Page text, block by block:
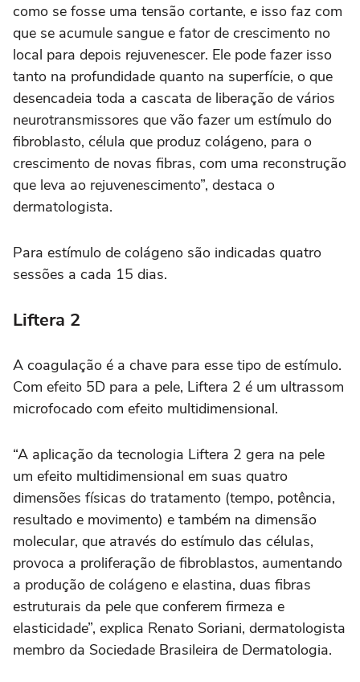
como se fosse uma tensão cortante, e isso faz com
que se acumule sangue e fator de crescimento no
local para depois rejuvenescer. Ele pode fazer isso
tanto na profundidade quanto na superfície, o que
desencadeia toda a cascata de liberação de vários
neurotransmissores que vão fazer um estímulo do
fibroblasto, célula que produz colágeno, para o
crescimento de novas fibras, com uma reconstrução
que leva ao rejuvenescimento”, destaca o
dermatologista.
Para estímulo de colágeno são indicadas quatro
sessões a cada 15 dias.
Liftera 2
A coagulação é a chave para esse tipo de estímulo.
Com efeito 5D para a pele, Liftera 2 é um ultrassom
microfocado com efeito multidimensional.
“A aplicação da tecnologia Liftera 2 gera na pele
um efeito multidimensional em suas quatro
dimensões físicas do tratamento (tempo, potência,
resultado e movimento) e também na dimensão
molecular, que através do estímulo das células,
provoca a proliferação de fibroblastos, aumentando
a produção de colágeno e elastina, duas fibras
estruturais da pele que conferem firmeza e
elasticidade”, explica Renato Soriani, dermatologista
membro da Sociedade Brasileira de Dermatologia.